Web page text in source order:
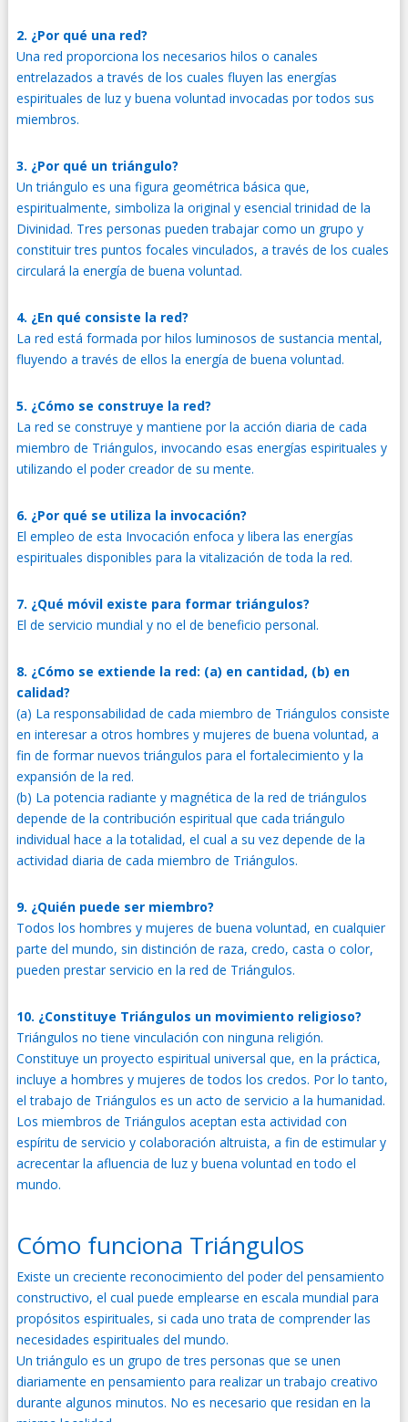
2. ¿Por qué una red?
Una red proporciona los necesarios hilos o canales
entrelazados a través de los cuales fluyen las energías
espirituales de luz y buena voluntad invocadas por todos sus
miembros.
3. ¿Por qué un triángulo?
Un triángulo es una figura geométrica básica que,
espiritualmente, simboliza la original y esencial trinidad de la
Divinidad. Tres personas pueden trabajar como un grupo y
constituir tres puntos focales vinculados, a través de los cuales
circulará la energía de buena voluntad.
4. ¿En qué consiste la red?
La red está formada por hilos luminosos de sustancia mental,
fluyendo a través de ellos la energía de buena voluntad.
5. ¿Cómo se construye la red?
La red se construye y mantiene por la acción diaria de cada
miembro de Triángulos, invocando esas energías espirituales y
utilizando el poder creador de su mente.
6. ¿Por qué se utiliza la invocación?
El empleo de esta Invocación enfoca y libera las energías
espirituales disponibles para la vitalización de toda la red.
7. ¿Qué móvil existe para formar triángulos?
El de servicio mundial y no el de beneficio personal.
8. ¿Cómo se extiende la red: (a) en cantidad, (b) en
calidad?
(a) La responsabilidad de cada miembro de Triángulos consiste
en interesar a otros hombres y mujeres de buena voluntad, a
fin de formar nuevos triángulos para el fortalecimiento y la
expansión de la red.
(b) La potencia radiante y magnética de la red de triángulos
depende de la contribución espiritual que cada triángulo
individual hace a la totalidad, el cual a su vez depende de la
actividad diaria de cada miembro de Triángulos.
9. ¿Quién puede ser miembro?
Todos los hombres y mujeres de buena voluntad, en cualquier
parte del mundo, sin distinción de raza, credo, casta o color,
pueden prestar servicio en la red de Triángulos.
10. ¿Constituye Triángulos un movimiento religioso?
Triángulos no tiene vinculación con ninguna religión.
Constituye un proyecto espiritual universal que, en la práctica,
incluye a hombres y mujeres de todos los credos. Por lo tanto,
el trabajo de Triángulos es un acto de servicio a la humanidad.
Los miembros de Triángulos aceptan esta actividad con
espíritu de servicio y colaboración altruista, a fin de estimular y
acrecentar la afluencia de luz y buena voluntad en todo el
mundo.
Cómo funciona Triángulos
Existe un creciente reconocimiento del poder del pensamiento
constructivo, el cual puede emplearse en escala mundial para
propósitos espirituales, si cada uno trata de comprender las
necesidades espirituales del mundo.
Un triángulo es un grupo de tres personas que se unen
diariamente en pensamiento para realizar un trabajo creativo
durante algunos minutos. No es necesario que residan en la